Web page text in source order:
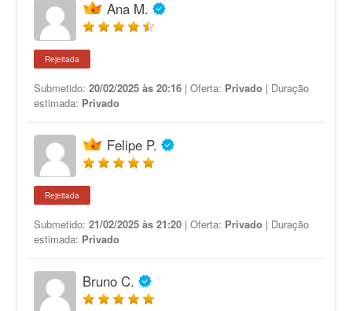
Ana M.
Rejeitada
Submetido: 20/02/2025 às 20:16 | Oferta: Privado | Duração
estimada: Privado
Felipe P.
Rejeitada
Submetido: 21/02/2025 às 21:20 | Oferta: Privado | Duração
estimada: Privado
Bruno C.